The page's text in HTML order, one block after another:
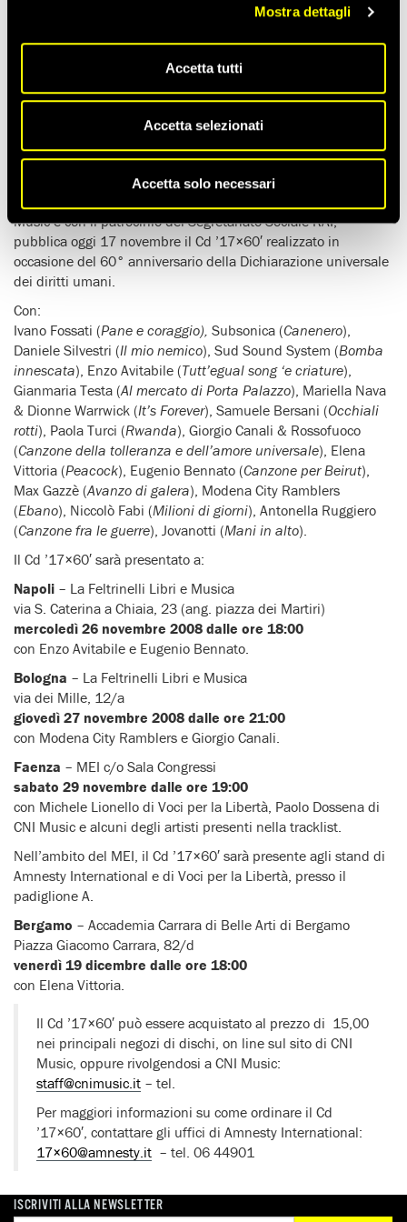
Mostra dettagli
Accetta tutti
Accetta selezionati
Accetta solo necessari
PER IL 60° ANNIVERSARIO DELLA DICHIARAZIONE
UNIVERSALE DEI DIRITTI UMANI
CS149: 17/11/2008
Music e con il patrocinio del Segretariato Sociale RAI,
pubblica oggi 17 novembre il Cd ’17×60′ realizzato in
occasione del 60° anniversario della Dichiarazione universale
dei diritti umani.
Con:
Ivano Fossati (Pane e coraggio), Subsonica (Canenero),
Daniele Silvestri (Il mio nemico), Sud Sound System (Bomba
innescata), Enzo Avitabile (Tutt’egual song ‘e criature),
Gianmaria Testa (Al mercato di Porta Palazzo), Mariella Nava
& Dionne Warrwick (It’s Forever), Samuele Bersani (Occhiali
rotti), Paola Turci (Rwanda), Giorgio Canali & Rossofuoco
(Canzone della tolleranza e dell’amore universale), Elena
Vittoria (Peacock), Eugenio Bennato (Canzone per Beirut),
Max Gazzè (Avanzo di galera), Modena City Ramblers
(Ebano), Niccolò Fabi (Milioni di giorni), Antonella Ruggiero
(Canzone fra le guerre), Jovanotti (Mani in alto).
Il Cd ’17×60′ sarà presentato a:
Napoli – La Feltrinelli Libri e Musica
via S. Caterina a Chiaia, 23 (ang. piazza dei Martiri)
mercoledì 26 novembre 2008 dalle ore 18:00
con Enzo Avitabile e Eugenio Bennato.
Bologna – La Feltrinelli Libri e Musica
via dei Mille, 12/a
giovedì 27 novembre 2008 dalle ore 21:00
con Modena City Ramblers e Giorgio Canali.
Faenza – MEI c/o Sala Congressi
sabato 29 novembre dalle ore 19:00
con Michele Lionello di Voci per la Libertà, Paolo Dossena di
CNI Music e alcuni degli artisti presenti nella tracklist.
Nell’ambito del MEI, il Cd ’17×60′ sarà presente agli stand di
Amnesty International e di Voci per la Libertà, presso il
padiglione A.
Bergamo – Accademia Carrara di Belle Arti di Bergamo
Piazza Giacomo Carrara, 82/d
venerdì 19 dicembre dalle ore 18:00
con Elena Vittoria.
Il Cd ’17×60′ può essere acquistato al prezzo di  15,00
nei principali negozi di dischi, on line sul sito di CNI
Music, oppure rivolgendosi a CNI Music:
staff@cnimusic.it – tel.
Per maggiori informazioni su come ordinare il Cd
’17×60′, contattare gli uffici di Amnesty International:
17×60@amnesty.it – tel. 06 44901
ISCRIVITI ALLA NEWSLETTER